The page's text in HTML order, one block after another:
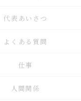
代表あいさつ
よくある質問
仕事
人間関係